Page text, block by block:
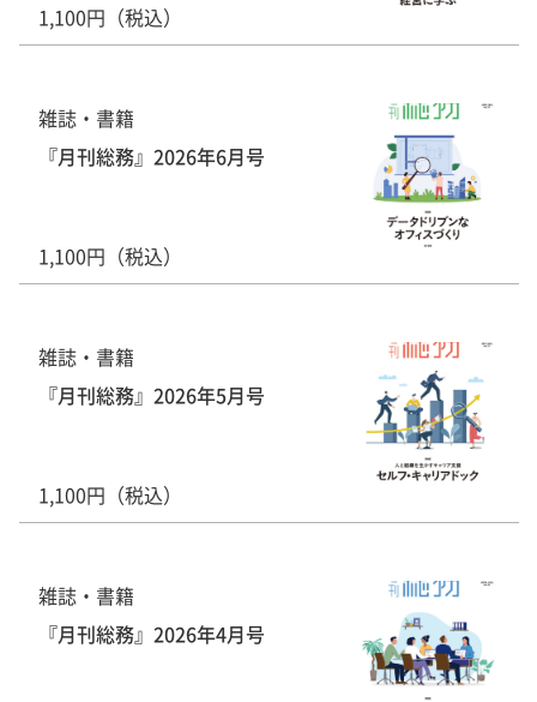
1,100円（税込）
雑誌・書籍
『月刊総務』2026年6月号
1,100円（税込）
雑誌・書籍
『月刊総務』2026年5月号
1,100円（税込）
雑誌・書籍
『月刊総務』2026年4月号